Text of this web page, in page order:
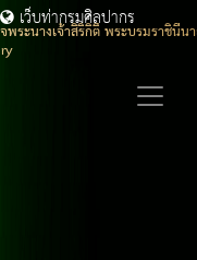
พระนางเจ้าสิริกิติ์ พระบรมราชินี
เว็บท่ากรมศิลปากร